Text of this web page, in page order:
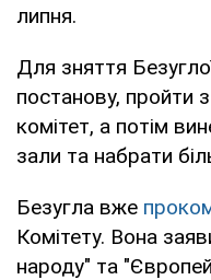
липня.
Для зняття
постанову, пройти
комітет, а потім
зали та набрати
Безугла вже
Комітету. Вона
народу" та